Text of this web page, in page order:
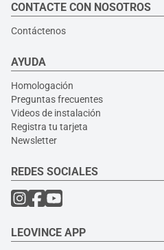
CONTACTE CON NOSOTROS
Contáctenos
AYUDA
Homologación
Preguntas frecuentes
Videos de instalación
Registra tu tarjeta
Newsletter
REDES SOCIALES
LEOVINCE APP